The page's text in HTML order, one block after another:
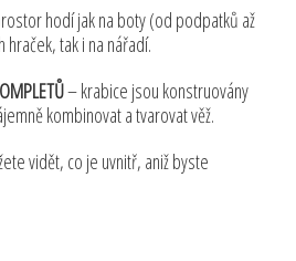
hodí jak na boty (od podpatků až
hraček, tak i na nářadí.
– krabice jsou konstruovány
kombinovat a tvarovat věž.
vidět, co je uvnitř, aniž byste